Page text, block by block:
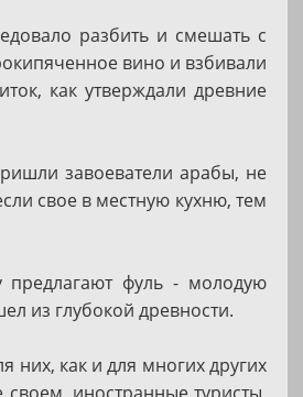
разбить и смешать с
вино и взбивали
как утверждали древние
завоеватели арабы, не
свое в местную кухню, тем
предлагают фуль - молодую
из глубокой древности.
них, как и для многих других